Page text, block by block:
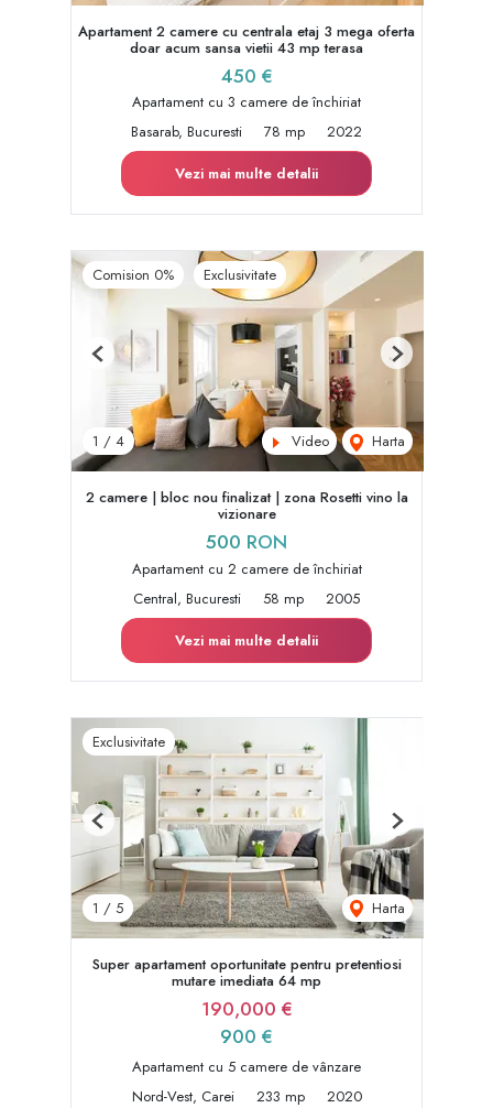
Apartament 2 camere cu centrala etaj 3 mega oferta
doar acum sansa vietii 43 mp terasa
450 €
Apartament cu 3 camere de închiriat
Basarab, Bucuresti
78 mp
2022
Vezi mai multe detalii
Comision 0% Exclusivitate
1 / 4 Video Harta
Previous Next
2 camere | bloc nou finalizat | zona Rosetti vino la
vizionare
500 RON
Apartament cu 2 camere de închiriat
Central, Bucuresti
58 mp
2005
Vezi mai multe detalii
Exclusivitate
1 / 5 Harta
Previous Next
Super apartament oportunitate pentru pretentiosi
mutare imediata 64 mp
190,000 €
900 €
Apartament cu 5 camere de vânzare
Nord-Vest, Carei
233 mp
2020